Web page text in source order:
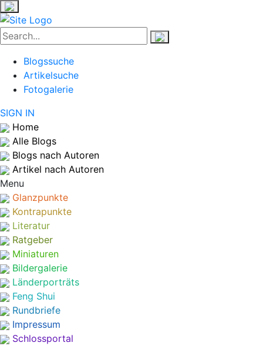
Blogssuche
Artikelsuche
Fotogalerie
SIGN IN
Home
Alle Blogs
Blogs nach Autoren
Artikel nach Autoren
Menu
Glanzpunkte
Kontrapunkte
Literatur
Ratgeber
Miniaturen
Bildergalerie
Länderporträts
Feng Shui
Rundbriefe
Impressum
Schlossportal